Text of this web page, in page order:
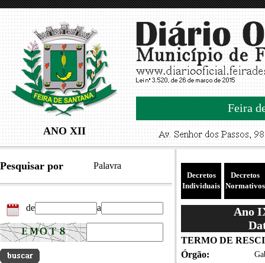
ANO XII
Feira
Pesquisar por Palavra
de a
Decretos
Individuais
Decretos
Normativos
Ano
TERMO DE
Órgão: